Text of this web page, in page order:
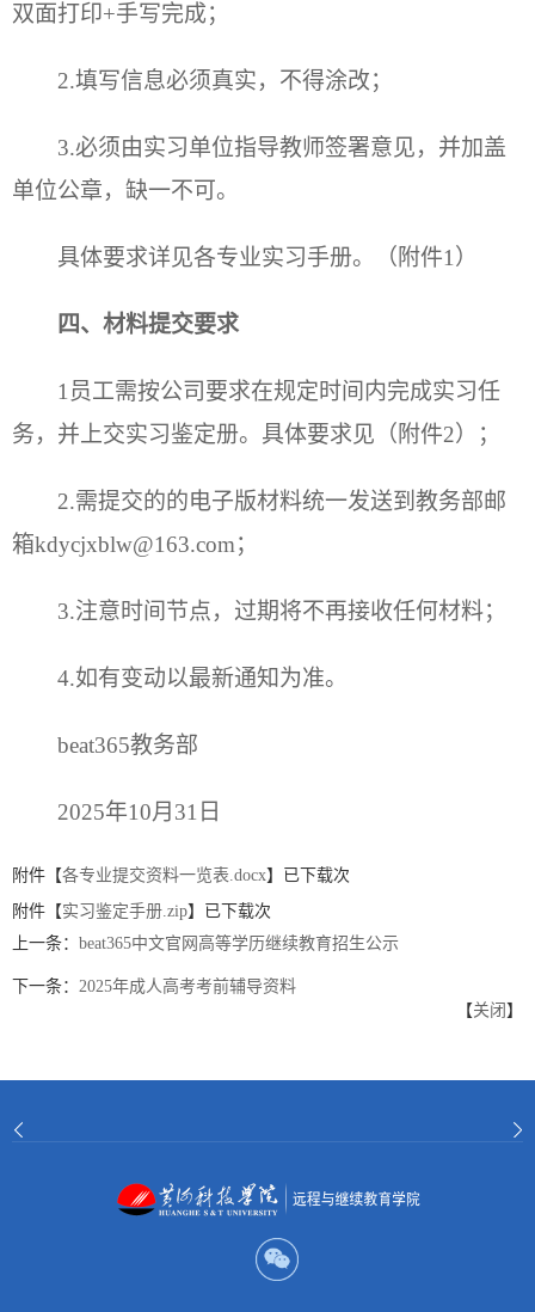
双面打印+手写完成；
2.填写信息必须真实，不得涂改；
3.必须由实习单位指导教师签署意见，并加盖
单位公章，缺一不可。
具体要求详见各专业实习手册。（附件1）
四、 材料提交要求
1员工需按公司要求在规定时间内完成实习任
务，并上交实习鉴定册。具体要求见（附件2）；
2.需提交的的电子版材料统一发送到教务部邮
箱kdycjxblw@163.com；
3.注意时间节点，过期将不再接收任何材料；
4.如有变动以最新通知为准。
beat365教务部
2025年10月31日
附件【各专业提交资料一览表.docx】已下载次
附件【实习鉴定手册.zip】已下载次
上一条： beat365中文官网高等学历继续教育招生公示
下一条： 2025年成人高考考前辅导资料
【关闭 】